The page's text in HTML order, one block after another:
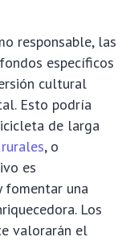
responsable, las
específicos
cultural
Esto podría
de larga
, o
es
fomentar una
Los
valorarán el